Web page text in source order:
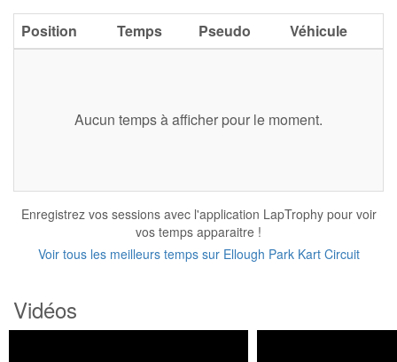
Position Temps Pseudo Véhicule
Aucun temps à afficher pour le moment.
Enregistrez vos sessions avec l'application LapTrophy pour voir
vos temps apparaitre !
Voir tous les meilleurs temps sur Ellough Park Kart Circuit
Vidéos